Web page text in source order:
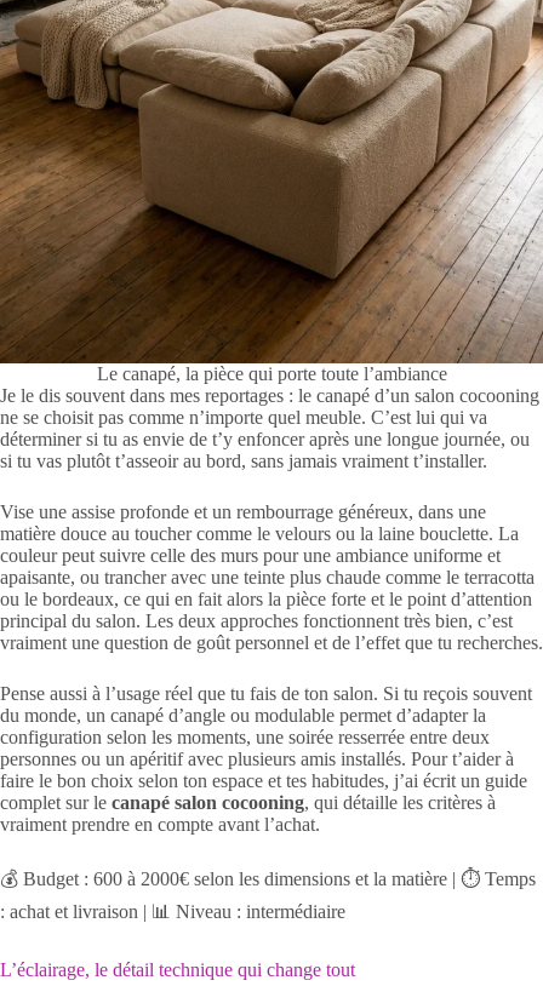
Le canapé, la pièce qui porte toute l’ambiance
Je le dis souvent dans mes reportages : le canapé d’un salon cocooning
ne se choisit pas comme n’importe quel meuble. C’est lui qui va
déterminer si tu as envie de t’y enfoncer après une longue journée, ou
si tu vas plutôt t’asseoir au bord, sans jamais vraiment t’installer.
Vise une assise profonde et un rembourrage généreux, dans une
matière douce au toucher comme le velours ou la laine bouclette. La
couleur peut suivre celle des murs pour une ambiance uniforme et
apaisante, ou trancher avec une teinte plus chaude comme le terracotta
ou le bordeaux, ce qui en fait alors la pièce forte et le point d’attention
principal du salon. Les deux approches fonctionnent très bien, c’est
vraiment une question de goût personnel et de l’effet que tu recherches.
Pense aussi à l’usage réel que tu fais de ton salon. Si tu reçois souvent
du monde, un canapé d’angle ou modulable permet d’adapter la
configuration selon les moments, une soirée resserrée entre deux
personnes ou un apéritif avec plusieurs amis installés. Pour t’aider à
faire le bon choix selon ton espace et tes habitudes, j’ai écrit un guide
complet sur le canapé salon cocooning, qui détaille les critères à
vraiment prendre en compte avant l’achat.
💰 Budget : 600 à 2000€ selon les dimensions et la matière | ⏱️ Temps
: achat et livraison | 📊 Niveau : intermédiaire
L’éclairage, le détail technique qui change tout